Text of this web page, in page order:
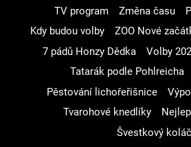
TV program
Změna času
Kdy budou volby
ZOO Nové
7 pádů Honzy Dědka
Volby
Tatarák podle Pohlreicha
Pěstování lichořeřišnice
Tvarohové knedlíky
Švestkový koláč